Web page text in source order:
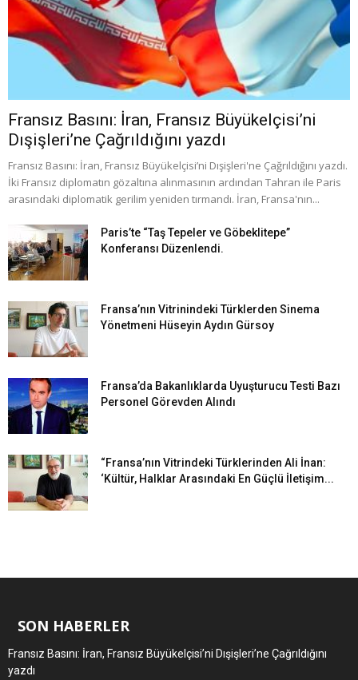
Fransız Basını: İran, Fransız Büyükelçisi’ni
Dışişleri’ne Çağrıldığını yazdı
Fransız Basını: İran, Fransız Büyükelçisi’ni Dışişleri'ne Çağrıldığını yazdı.
İki Fransız diplomatın gözaltına alınmasının ardından Tahran ile Paris
arasındaki diplomatik gerilim yeniden tırmandı. İran, Fransa'nın...
Paris’te “Taş Tepeler ve Göbeklitepe”
Konferansı Düzenlendi.
Fransa’nın Vitrinindeki Türklerden Sinema
Yönetmeni Hüseyin Aydın Gürsoy
Fransa’da Bakanlıklarda Uyuşturucu Testi Bazı
Personel Görevden Alındı
“Fransa’nın Vitrindeki Türklerinden Ali İnan:
‘Kültür, Halklar Arasındaki En Güçlü İletişim...
SON HABERLER
Fransız Basını: İran, Fransız Büyükelçisi’ni Dışişleri’ne Çağrıldığını
yazdı